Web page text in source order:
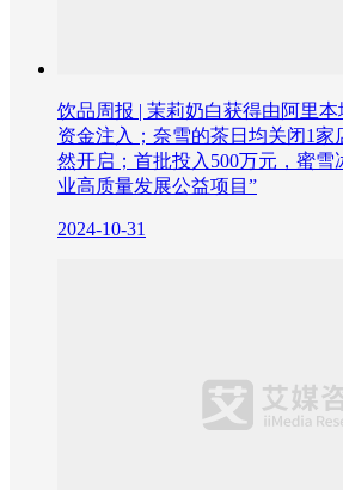
饮品周报 | 茉莉奶白获得由阿里
资金注入；奈雪的茶日均关闭1家
然开启；首批投入500万元，蜜雪
业高质量发展公益项目”
2024-10-31